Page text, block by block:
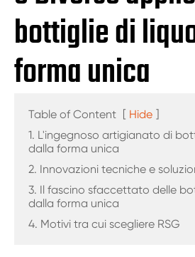
bottiglie di
forma unica
Table of Content [ Hide ]
1. L'ingegnoso artigianato di
dalla forma unica
2. Innovazioni tecniche e
3. Il fascino sfaccettato delle
dalla forma unica
4. Motivi tra cui scegliere RSG